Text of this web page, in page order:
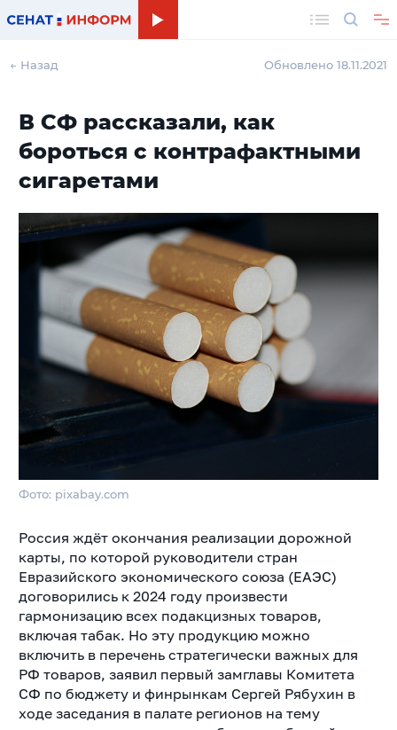
← Назад Обновлено 18.11.2021
В СФ рассказали, как
бороться с контрафактными
сигаретами
Фото: pixabay.com
Россия ждёт окончания реализации дорожной
карты, по которой руководители стран
Евразийского экономического союза (ЕАЭС)
договорились к 2024 году произвести
гармонизацию всех подакцизных товаров,
включая табак. Но эту продукцию можно
включить в перечень стратегически важных для
РФ товаров, заявил первый замглавы Комитета
СФ по бюджету и финрынкам Сергей Рябухин в
ходе заседания в палате регионов на тему